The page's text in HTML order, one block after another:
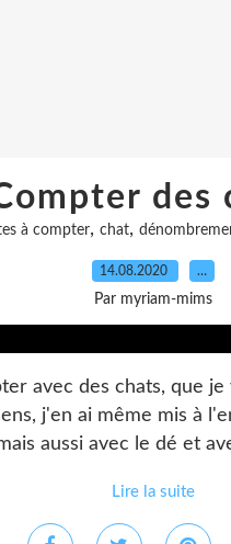
des
à compter, chat,
14.08.2020 …
Par myriam-mims
avec des chats, que
j'en ai même mis à
aussi avec le dé et
Lire la suite